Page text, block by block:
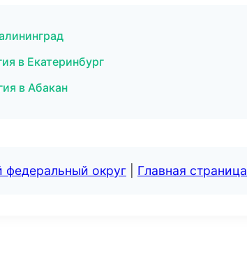
в Екатеринбург
в Абакан
федеральный округ Главная страница